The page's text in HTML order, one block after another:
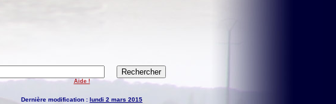
Aide !
Dernière modification : lundi 2 mars 2015